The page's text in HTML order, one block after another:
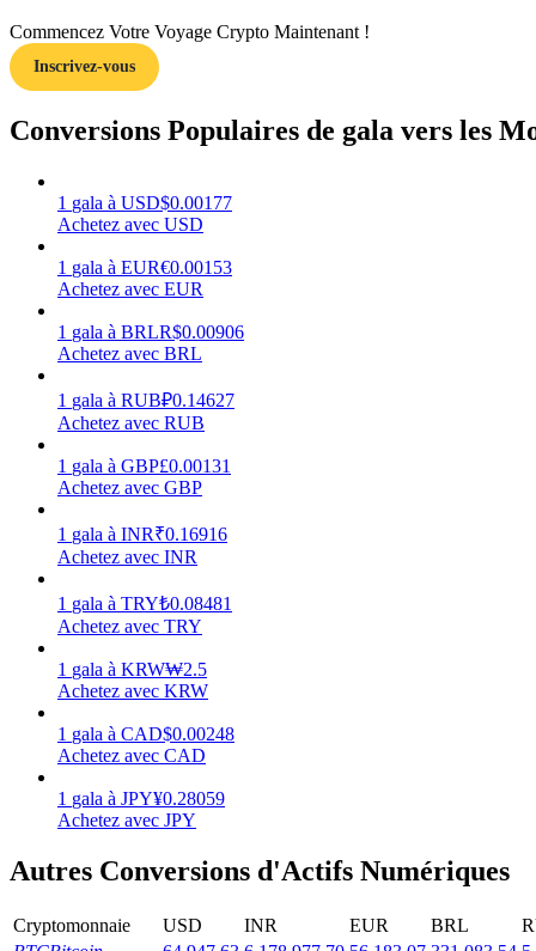
Stratégies de trading
Apprenez à rester rentable
Gagner
Gagnez quotidiennement des récompenses compétitives
Commencez Votre Voyage Crypto Maintenant !
Inscrivez-vous
Conversions Populaires de gala vers les
1 gala à USD$0.00177
Achetez avec USD
1 gala à EUR€0.00153
Achetez avec EUR
1 gala à BRLR$0.00906
Achetez avec BRL
1 gala à RUB₽0.14627
Achetez avec RUB
1 gala à GBP£0.00131
Achetez avec GBP
1 gala à INR₹0.16916
Achetez avec INR
1 gala à TRY₺0.08481
Achetez avec TRY
1 gala à KRW₩2.5
Achetez avec KRW
1 gala à CAD$0.00248
Achetez avec CAD
1 gala à JPY¥0.28059
Achetez avec JPY
Autres Conversions d'Actifs Numériques
Cryptomonnaie USD INR EUR BRL